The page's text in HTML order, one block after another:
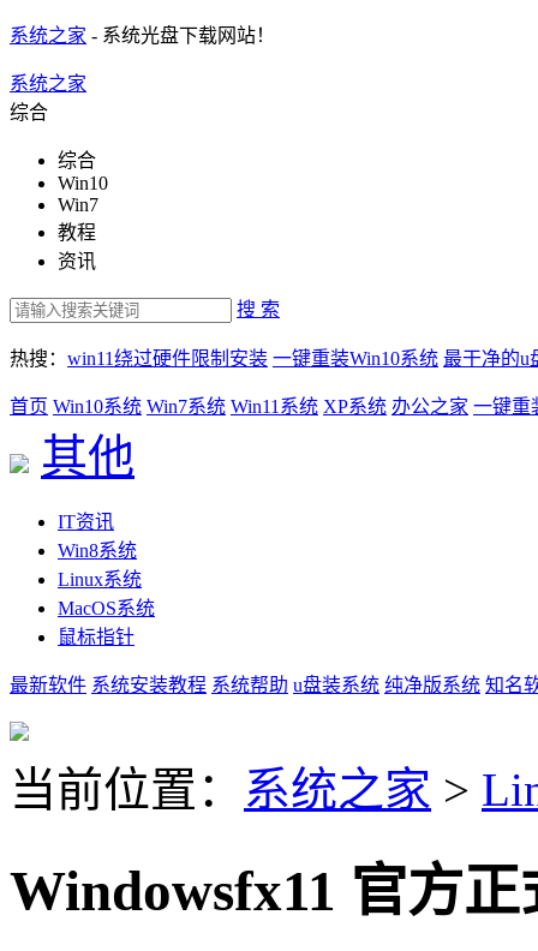
系统之家 - 系统光盘下载网站！
系统之家
综合
综合
Win10
Win7
教程
资讯
搜 索
热搜： win11绕过硬件限制安装 一键重装Win10系统 最干净的u
首页 Win10系统 Win7系统 Win11系统 XP系统 办公之家 一键重
其他
IT资讯
Win8系统
Linux系统
MacOS系统
鼠标指针
最新软件 系统安装教程 系统帮助 u盘装系统 纯净版系统 知名
当前位置： 系统之家 >
Windowsfx11 官方正